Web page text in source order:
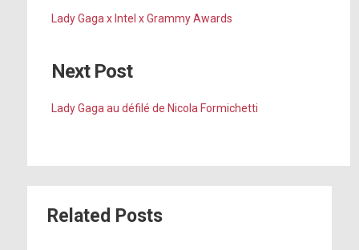
Lady Gaga x Intel x Grammy Awards
Next Post
Lady Gaga au défilé de Nicola Formichetti
Related Posts